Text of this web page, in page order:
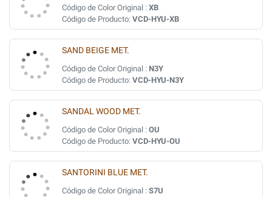
Código de Color Original : XB
Código de Producto: VCD-HYU-XB
SAND BEIGE MET.
Código de Color Original : N3Y
Código de Producto: VCD-HYU-N3Y
SANDAL WOOD MET.
Código de Color Original : OU
Código de Producto: VCD-HYU-OU
SANTORINI BLUE MET.
Código de Color Original : S7U